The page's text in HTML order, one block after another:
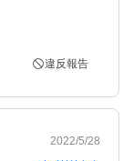
違反報告
2022/5/28